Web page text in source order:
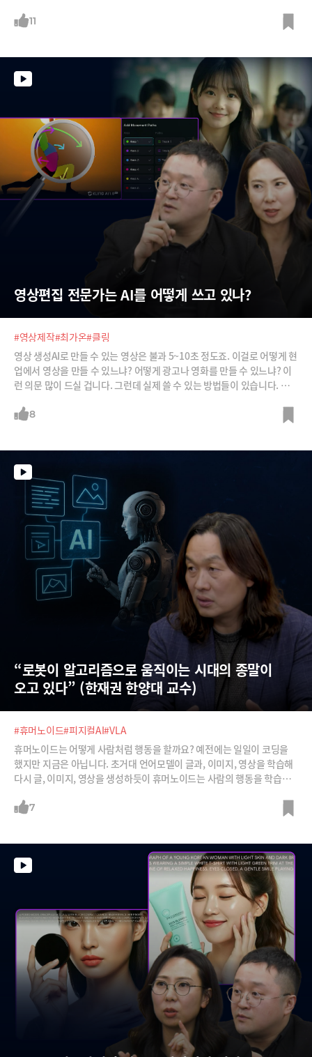
11
영상편집 전문가는 AI를 어떻게 쓰고 있나?
#영상제작#최가온#클링
영상 생성AI로 만들 수 있는 영상은 불과 5~10초 정도죠. 이걸로 어떻게 현
업에서 영상을 만들 수 있느냐? 어떻게 광고나 영화를 만들 수 있느냐? 이
런 의문 많이 드실 겁니다. 그런데 실제 쓸 수 있는 방법들이 있습니다. 스
방법을 소개해드립니다.
8
“로봇이 알고리즘으로 움직이는 시대의 종말이
오고 있다” (한재권 한양대 교수)
#휴머노이드#피지컬AI#VLA
휴머노이드는 어떻게 사람처럼 행동을 할까요? 예전에는 일일이 코딩을
했지만 지금은 아닙니다. 초거대 언어모델이 글과, 이미지, 영상을 학습해
다시 글, 이미지, 영상을 생성하듯이 휴머노이드는 사람의 행동을 학습합
고 알아서 행동하는 시대가 오고 있다는 것입니다. 그렇다면 휴머노이드는
7